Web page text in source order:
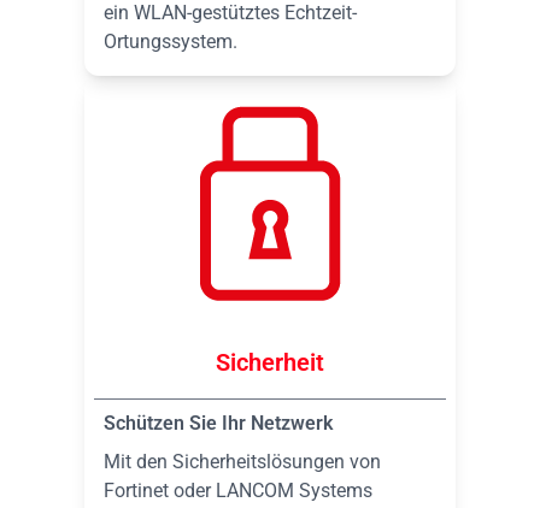
ein WLAN-gestütztes Echtzeit-
Ortungssystem.
Sicherheit
Schützen Sie Ihr Netzwerk
Mit den Sicherheitslösungen von
Fortinet oder LANCOM Systems